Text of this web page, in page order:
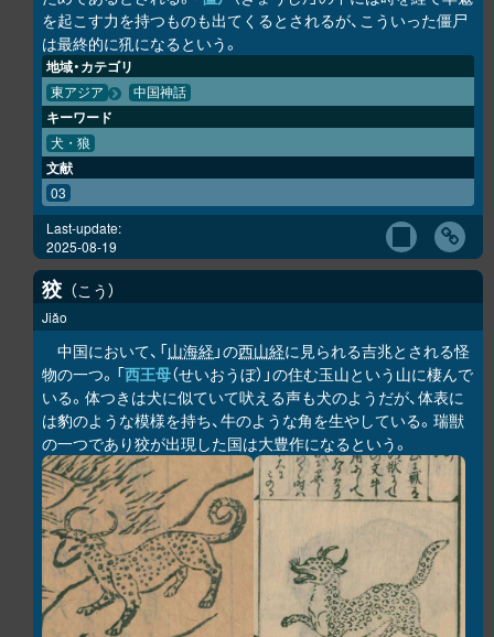
を起こす力を持つものも出てくるとされるが、こういった僵尸
は最終的に犼になるという。
地域・カテゴリ
東アジア 中国神話
キーワード
犬・狼
文献
03
Last-update:
2025-08-19
狡 こう
Jiǎo
中国において、「山海経 」の西山経に見られる吉兆とされる怪
物の一つ。「西王母（せいおうぼ）」の住む玉山という山に棲んで
いる。体つきは犬に似ていて吠える声も犬のようだが、体表に
は豹のような模様を持ち、牛のような角を生やしている。瑞獣
の一つであり狡が出現した国は大豊作になるという。